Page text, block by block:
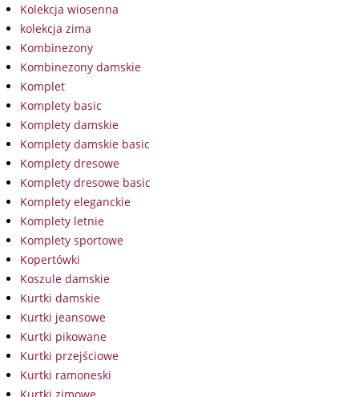
Kolekcja wiosenna
kolekcja zima
Kombinezony
Kombinezony damskie
Komplet
Komplety basic
Komplety damskie
Komplety damskie basic
Komplety dresowe
Komplety dresowe basic
Komplety eleganckie
Komplety letnie
Komplety sportowe
Kopertówki
Koszule damskie
Kurtki damskie
Kurtki jeansowe
Kurtki pikowane
Kurtki przejściowe
Kurtki ramoneski